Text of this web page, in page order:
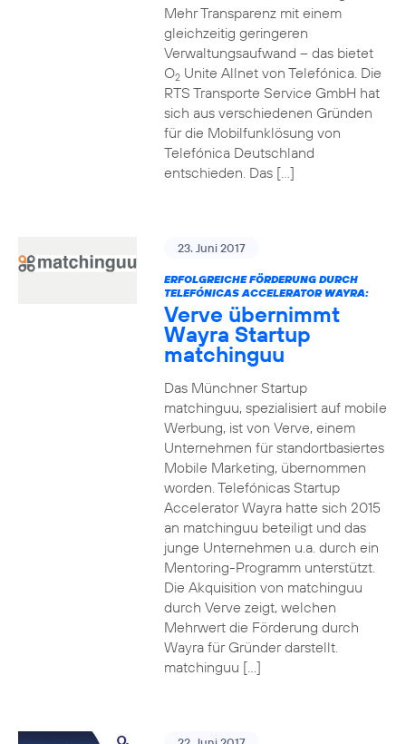
Mehr Transparenz mit einem
gleichzeitig geringeren
Verwaltungsaufwand – das bietet
O2Unite Allnet von Telefónica. Die
RTS Transporte Service GmbH hat
sich aus verschiedenen Gründen
für die Mobilfunklösung von
Telefónica Deutschland
entschieden. Das […]
23. Juni 2017
ERFOLGREICHE FÖRDERUNG DURCH
TELEFÓNICAS ACCELERATOR WAYRA:
Verve übernimmt
Wayra Startup
matchinguu
Das Münchner Startup
matchinguu, spezialisiert auf mobile
Werbung, ist von Verve, einem
Unternehmen für standortbasiertes
Mobile Marketing, übernommen
worden. Telefónicas Startup
Accelerator Wayra hatte sich 2015
an matchinguu beteiligt und das
junge Unternehmen u.a. durch ein
Mentoring-Programm unterstützt.
Die Akquisition von matchinguu
durch Verve zeigt, welchen
Mehrwert die Förderung durch
Wayra für Gründer darstellt.
matchinguu […]